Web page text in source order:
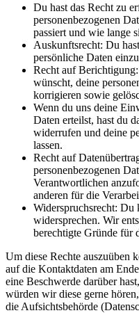
Du hast das Recht zu
personenbezogenen
passiert und wie lange
Auskunftsrecht: Du
persönliche Daten
Recht auf
wünscht, deine
korrigieren sowie
Wenn du uns deine
Daten erteilst, hast du
widerrufen und deine
lassen.
Recht auf
personenbezogenen
Verantwortlichen
anderen für die
Widerspruchsrecht: Du
widersprechen. Wir
berechtigte Gründe für
Um diese Rechte auszuüben
auf die Kontaktdaten am
eine Beschwerde darüber
würden wir diese gerne
die Aufsichtsbehörde